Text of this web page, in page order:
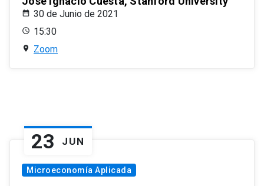
30 de Junio de 2021
15:30
Zoom
23 JUN
Microeconomía Aplicada